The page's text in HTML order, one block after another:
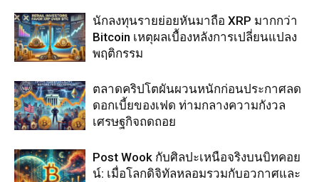
นักลงทุนรายย่อยหันมาถือ XRP มากกว่า
Bitcoin เหตุผลเบื้องหลังการเปลี่ยนแปลง
พฤติกรรม
ตลาดคริปโตผันผวนหนักก่อนประกาศลด
ดอกเบี้ยของเฟด ท่ามกลางความกังวล
เศรษฐกิจถดถอย
Post Wook กับศิลปะเหนือจริงบนบิทคอย
น์: เมื่อโลกดิจิทัลหลอมรวมกับอวกาศและ